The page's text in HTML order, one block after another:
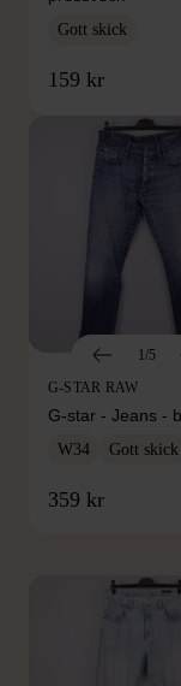
Gott skick
159 kr
1/5
G-STAR RAW
G-star - Jeans -
W34 Gott skick
359 kr
FRÅN